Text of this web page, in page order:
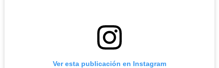
Ver esta publicación en Instagram